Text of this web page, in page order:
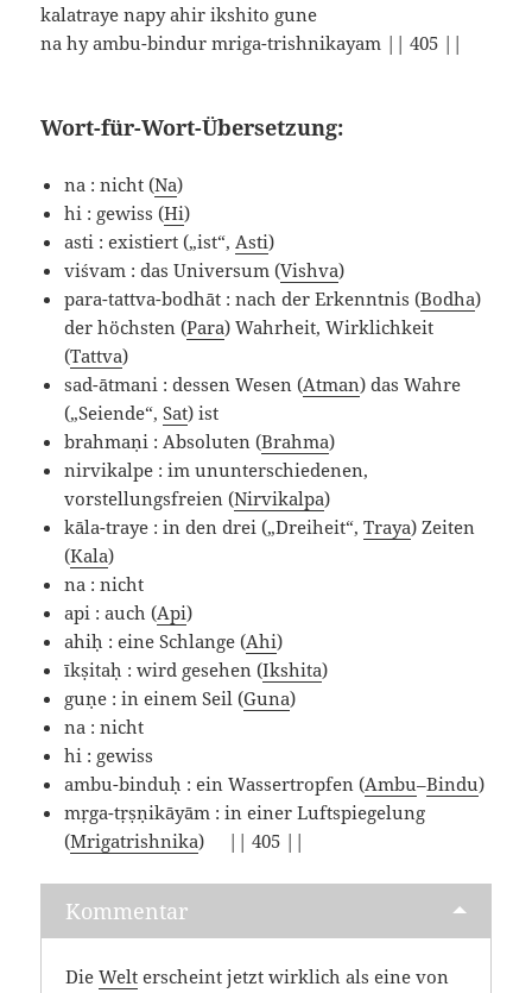
kalatraye napy ahir ikshito gune
na hy ambu-bindur mriga-trishnikayam || 405 ||
Wort-für-Wort-Übersetzung:
na : nicht (Na)
hi : gewiss (Hi)
asti : existiert („ist“,Asti)
viśvam : das Universum (Vishva)
para-tattva-bodhāt : nach der Erkenntnis (Bodha)
der höchsten (Para) Wahrheit, Wirklichkeit
(Tattva)
sad-ātmani : dessen Wesen (Atman) das Wahre
(„Seiende“,Sat) ist
brahmaṇi : Absoluten (Brahma)
nirvikalpe : im ununterschiedenen,
vorstellungsfreien (Nirvikalpa)
kāla-traye : in den drei („Dreiheit“,Traya) Zeiten
(Kala)
na : nicht
api : auch (Api)
ahiḥ : eine Schlange (Ahi)
īkṣitaḥ : wird gesehen (Ikshita)
guṇe : in einem Seil (Guna)
na : nicht
hi : gewiss
ambu-binduḥ : ein Wassertropfen (Ambu–Bindu)
mṛga-tṛṣṇikāyām : in einer Luftspiegelung
(Mrigatrishnika) || 405 ||
Kommentar
DieWelt erscheint jetzt wirklich als eine von